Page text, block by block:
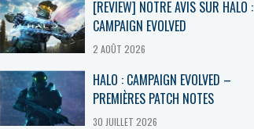
[REVIEW] NOTRE AVIS SUR HALO :
CAMPAIGN EVOLVED
2 AOÛT 2026
HALO : CAMPAIGN EVOLVED –
PREMIÈRES PATCH NOTES
30 JUILLET 2026